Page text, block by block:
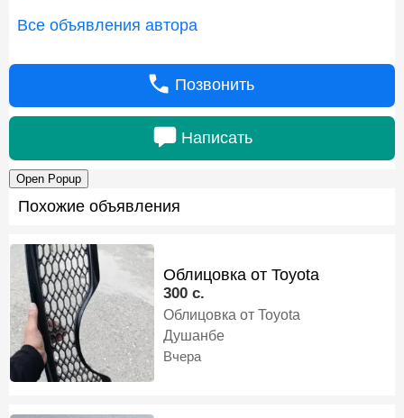
Все объявления автора
Позвонить
Написать
Open Popup
Похожие объявления
Облицовка от Toyota
300 c.
Облицовка от Toyota
Душанбе
Вчера